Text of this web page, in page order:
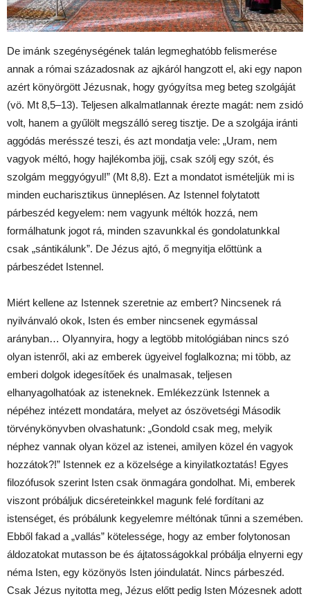
De imánk szegénységének talán legmeghatóbb felismerése
annak a római századosnak az ajkáról hangzott el, aki egy napon
azért könyörgött Jézusnak, hogy gyógyítsa meg beteg szolgáját
(vö. Mt 8,5–13). Teljesen alkalmatlannak érezte magát: nem zsidó
volt, hanem a gyűlölt megszálló sereg tisztje. De a szolgája iránti
aggódás merésszé teszi, és azt mondatja vele: „Uram, nem
vagyok méltó, hogy hajlékomba jöjj, csak szólj egy szót, és
szolgám meggyógyul!” (Mt 8,8). Ezt a mondatot ismételjük mi is
minden eucharisztikus ünneplésen. Az Istennel folytatott
párbeszéd kegyelem: nem vagyunk méltók hozzá, nem
formálhatunk jogot rá, minden szavunkkal és gondolatunkkal
csak „sántikálunk”. De Jézus ajtó, ő megnyitja előttünk a
párbeszédet Istennel.
Miért kellene az Istennek szeretnie az embert? Nincsenek rá
nyilvánvaló okok, Isten és ember nincsenek egymással
arányban… Olyannyira, hogy a legtöbb mitológiában nincs szó
olyan istenről, aki az emberek ügyeivel foglalkozna; mi több, az
emberi dolgok idegesítőek és unalmasak, teljesen
elhanyagolhatóak az isteneknek. Emlékezzünk Istennek a
népéhez intézett mondatára, melyet az ószövetségi Második
törvénykönyvben olvashatunk: „Gondold csak meg, melyik
néphez vannak olyan közel az istenei, amilyen közel én vagyok
hozzátok?!” Istennek ez a közelsége a kinyilatkoztatás! Egyes
filozófusok szerint Isten csak önmagára gondolhat. Mi, emberek
viszont próbáljuk dicséreteinkkel magunk felé fordítani az
istenséget, és próbálunk kegyelemre méltónak tűnni a szemében.
Ebből fakad a „vallás” kötelessége, hogy az ember folytonosan
áldozatokat mutasson be és ájtatosságokkal próbálja elnyerni egy
néma Isten, egy közönyös Isten jóindulatát. Nincs párbeszéd.
Csak Jézus nyitotta meg, Jézus előtt pedig Isten Mózesnek adott